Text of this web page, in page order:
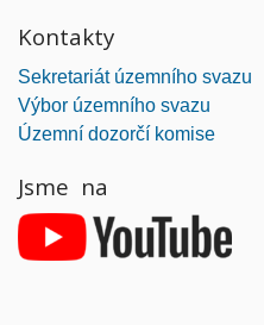
Kontakty
Sekretariát územního svazu
Výbor územního svazu
Územní dozorčí komise
Jsme na